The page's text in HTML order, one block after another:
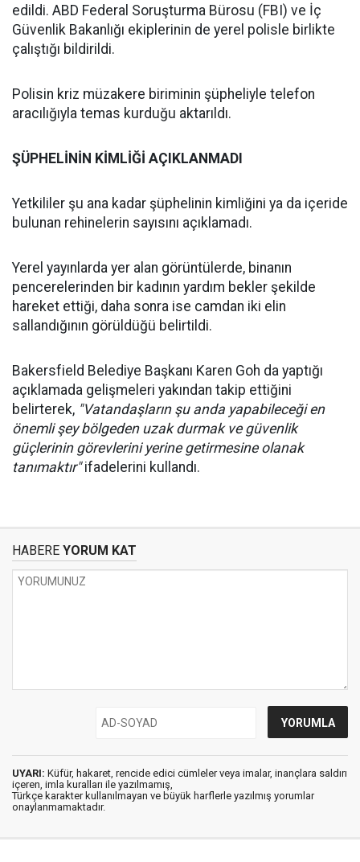
edildi. ABD Federal Soruşturma Bürosu (FBI) ve İç
Güvenlik Bakanlığı ekiplerinin de yerel polisle birlikte
çalıştığı bildirildi.
Polisin kriz müzakere biriminin şüpheliyle telefon
aracılığıyla temas kurduğu aktarıldı.
ŞÜPHELİNİN KİMLİĞİ AÇIKLANMADI
Yetkililer şu ana kadar şüphelinin kimliğini ya da içeride
bulunan rehinelerin sayısını açıklamadı.
Yerel yayınlarda yer alan görüntülerde, binanın
pencerelerinden bir kadının yardım bekler şekilde
hareket ettiği, daha sonra ise camdan iki elin
sallandığının görüldüğü belirtildi.
Bakersfield Belediye Başkanı Karen Goh da yaptığı
açıklamada gelişmeleri yakından takip ettiğini
belirterek, "Vatandaşların şu anda yapabileceği en
önemli şey bölgeden uzak durmak ve güvenlik
güçlerinin görevlerini yerine getirmesine olanak
tanımaktır"ifadelerini kullandı.
HABERE YORUM KAT
UYARI: Küfür, hakaret, rencide edici cümleler veya imalar, inançlara saldırı
içeren, imla kuralları ile yazılmamış,
Türkçe karakter kullanılmayan ve büyük harflerle yazılmış yorumlar
onaylanmamaktadır.